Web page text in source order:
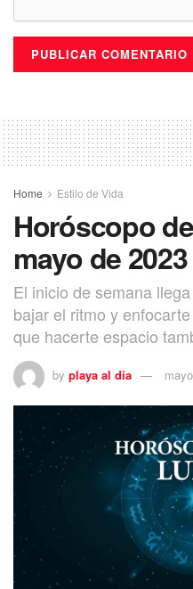
Home Estilo de Vida
Horóscopo
mayo de 2023
El inicio de semana
bajar el ritmo y
que hacerte espacio
by playa al dia